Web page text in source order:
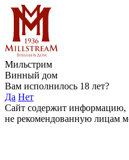
Мильстрим
Винный дом
Вам исполнилось 18 лет?
Да Нет
Сайт содержит информацию,
не рекомендованную лицам